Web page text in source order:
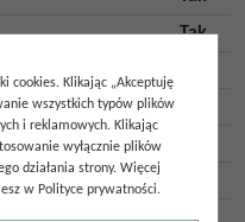
Tak
Hiszpania
cookies. Klikając „Akceptuję
wszystkich typów plików
i reklamowych. Klikając
wyłącznie plików
działania strony. Więcej
w Polityce prywatności.